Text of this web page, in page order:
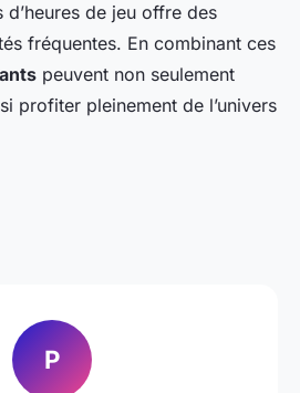
de jeu offre des
fréquentes. En combinant ces
peuvent non seulement
profiter pleinement de l’univers
P